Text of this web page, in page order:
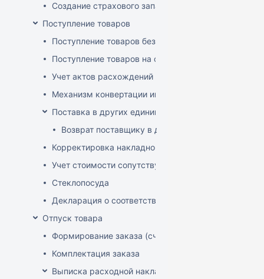
Создание страхового запаса
Поступление товаров
Поступление товаров без заказа
Поступление товаров на основе заказа
Учет актов расхождений при поступлении товаров
Механизм конвертации инвойсов из иностранной
Поставка в других единицах
Возврат поставщику в других единицах
Корректировка накладной (РФ)
Учет стоимости сопутствующих услуг в приходе
Стеклопосуда
Декларация о соответствии
Отпуск товара
Формирование заказа (счета-фактуры)
Комплектация заказа
Выписка расходной накладной